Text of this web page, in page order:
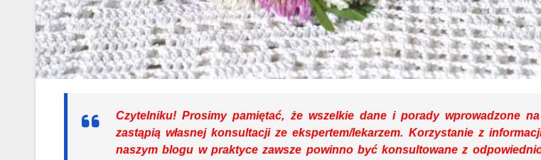
Czytelniku! Prosimy pamiętać, że wszelkie dane i porady wprowadzone
zastąpią własnej konsultacji ze ekspertem/lekarzem. Korzystanie z
naszym blogu w praktyce zawsze powinno być konsultowane z